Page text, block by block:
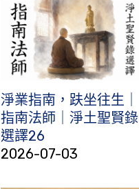
淨業指南，趺坐往生｜
指南法師｜淨土聖賢錄
選譯26
2026-07-03